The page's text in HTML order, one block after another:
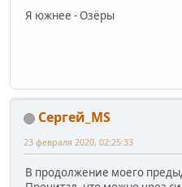
Я южнее - Озёры
Сергей_МS
23 февраля 2020, 02:25:33
В продолжение моего